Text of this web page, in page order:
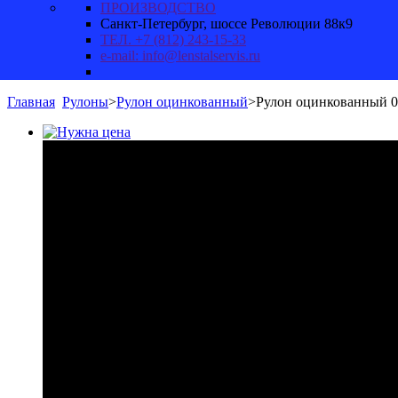
ПРОИЗВОДСТВО
Санкт-Петербург, шоссе Революции 88к9
ТЕЛ. +7 (812) 243-15-33
e-mail: info@lenstalservis.ru
Главная Рулоны>Рулон оцинкованный>Рулон оцинкованный